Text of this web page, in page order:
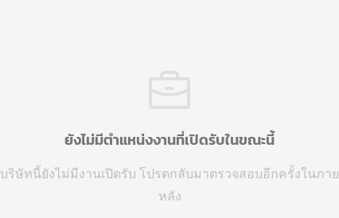
ยังไม่มีตำแหน่งงานที่เปิดรับในขณะนี้
บริษัทนี้ยังไม่มีงานเปิดรับ โปรดกลับมาตรวจสอบอีกครั้งในภาย
หลัง